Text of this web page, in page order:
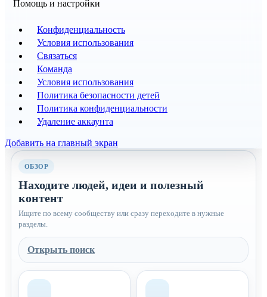
Помощь и настройки
Конфиденциальность
Условия использования
Связаться
Команда
Условия использования
Политика безопасности детей
Политика конфиденциальности
Удаление аккаунта
Добавить на главный экран
ОБЗОР
Находите людей, идеи и полезный
контент
Ищите по всему сообществу или сразу переходите в нужные
разделы.
Открыть поиск